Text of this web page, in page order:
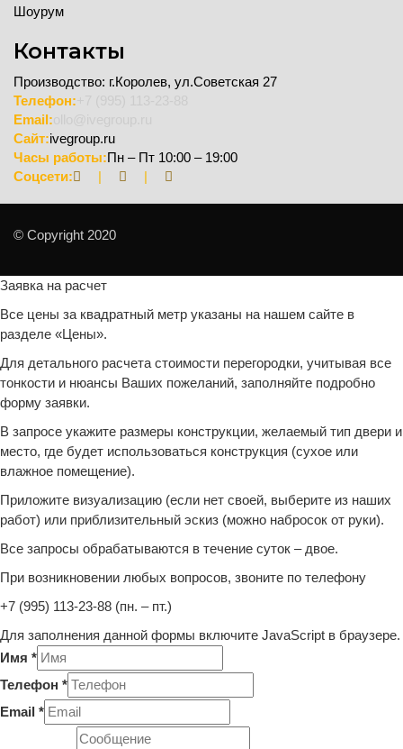
Шоурум
Контакты
Производство: г.Королев, ул.Советская 27
Телефон:
Email:
Сайт:ivegroup.ru
Часы работы:Пн – Пт 10:00 – 19:00
Соцсети:
| |
© Copyright 2020
Заявка на расчет
Все цены за квадратный метр указаны на нашем сайте в
разделе «Цены».
Для детального расчета стоимости перегородки, учитывая все
тонкости и нюансы Ваших пожеланий, заполняйте подробно
форму заявки.
В запросе укажите размеры конструкции, желаемый тип двери и
место, где будет использоваться конструкция (сухое или
влажное помещение).
Приложите визуализацию (если нет своей, выберите из наших
работ) или приблизительный эскиз (можно набросок от руки).
Все запросы обрабатываются в течение суток – двое.
При возникновении любых вопросов, звоните по телефону
+7 (995) 113-23-88 (пн. – пт.)
Для заполнения данной формы включите JavaScript в браузере.
Имя *
Телефон *
Email *